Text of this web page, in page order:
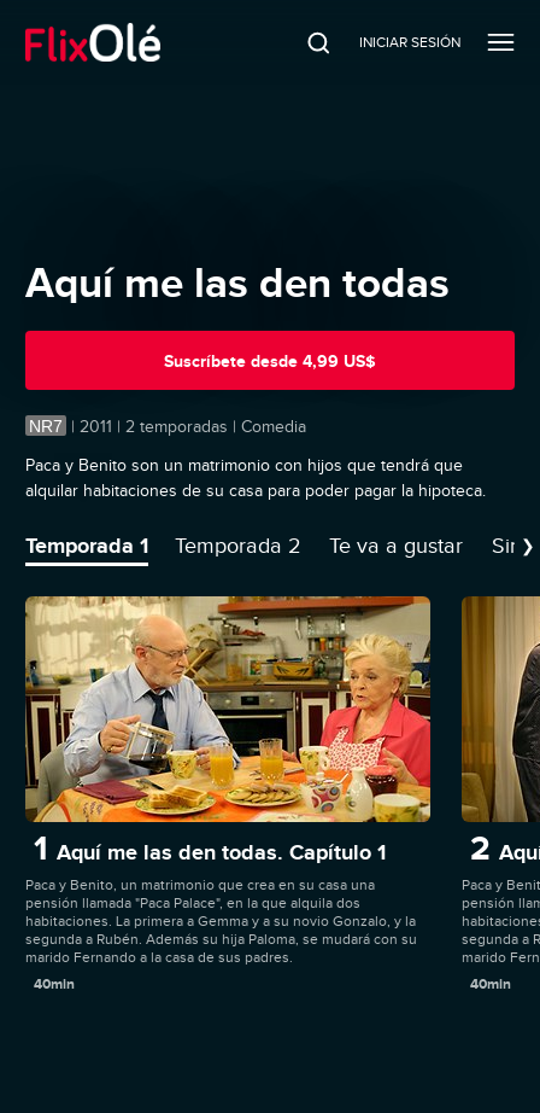
INICIAR SESIÓN
Aquí me las den todas
Suscríbete desde 4,99 US$
NR7 | 2011 | 2 temporadas | Comedia
Paca y Benito son un matrimonio con hijos que tendrá que
alquilar habitaciones de su casa para poder pagar la hipoteca.
Temporada 1 Temporada 2 Te va a gustar ❯
1 Aquí me las den todas. Capítulo 1
Paca y Benito, un matrimonio que crea en su casa una
pensión llamada "Paca Palace", en la que alquila dos
habitaciones. La primera a Gemma y a su novio Gonzalo, y la
segunda a Rubén. Además su hija Paloma, se mudará con su
marido Fernando a la casa de sus padres.
40min
2
Paca y
pensión
segunda a
marido
40min